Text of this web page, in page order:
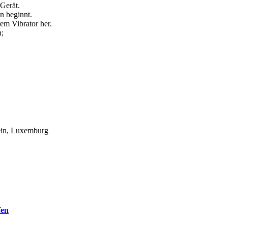
beginnt.
Vibrator her.
Luxemburg